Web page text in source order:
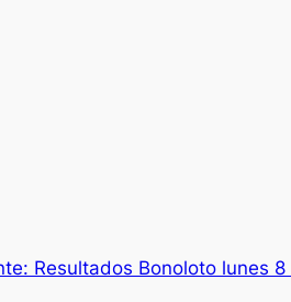
Resultados Bonoloto lunes